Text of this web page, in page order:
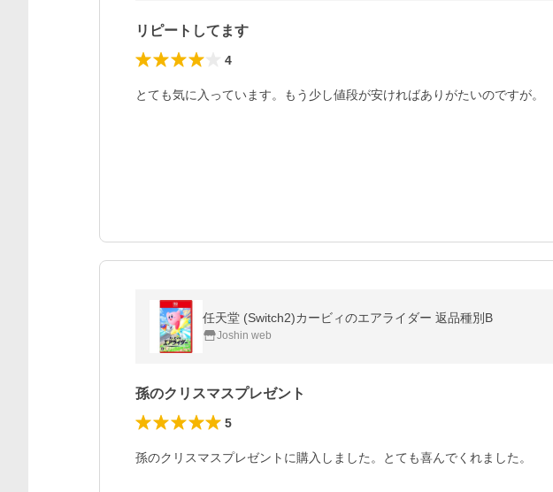
リピートしてます
4
とても気に入っています。もう少し値段が安ければありがたいのですが。
任天堂 (Switch2)カービィのエアライダー 返品種別B
Joshin web
孫のクリスマスプレゼント
5
孫のクリスマスプレゼントに購入しました。とても喜んでくれました。